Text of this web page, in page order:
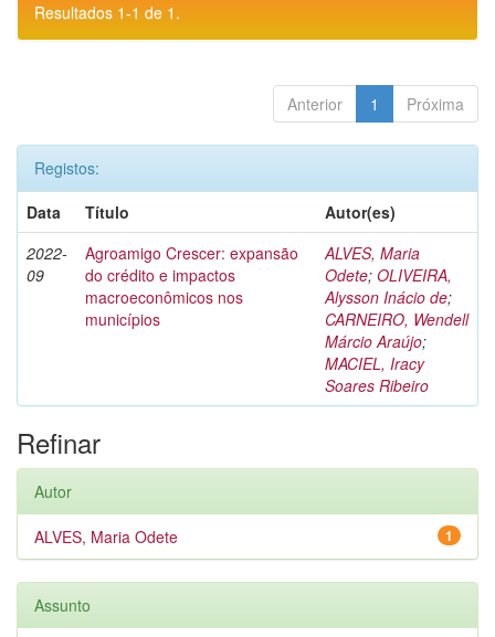
Resultados 1-1 de 1.
Anterior 1 Próxima
Registos:
Data
Título
Autor(es)
2022-
09
Agroamigo Crescer: expansão
do crédito e impactos
macroeconômicos nos
municípios
ALVES, Maria
Odete; OLIVEIRA,
Alysson Inácio de;
CARNEIRO, Wendell
Márcio Araújo;
MACIEL, Iracy
Soares Ribeiro
Refinar
Autor
1
ALVES, Maria Odete
Assunto